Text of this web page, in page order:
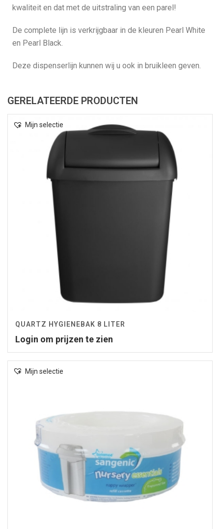
kwaliteit en dat met de uitstraling van een parel!
De complete lijn is verkrijgbaar in de kleuren Pearl White
en Pearl Black.
Deze dispenserlijn kunnen wij u ook in bruikleen geven.
GERELATEERDE PRODUCTEN
Mijn selectie
QUARTZ HYGIENEBAK 8 LITER
Login om prijzen te zien
Mijn selectie